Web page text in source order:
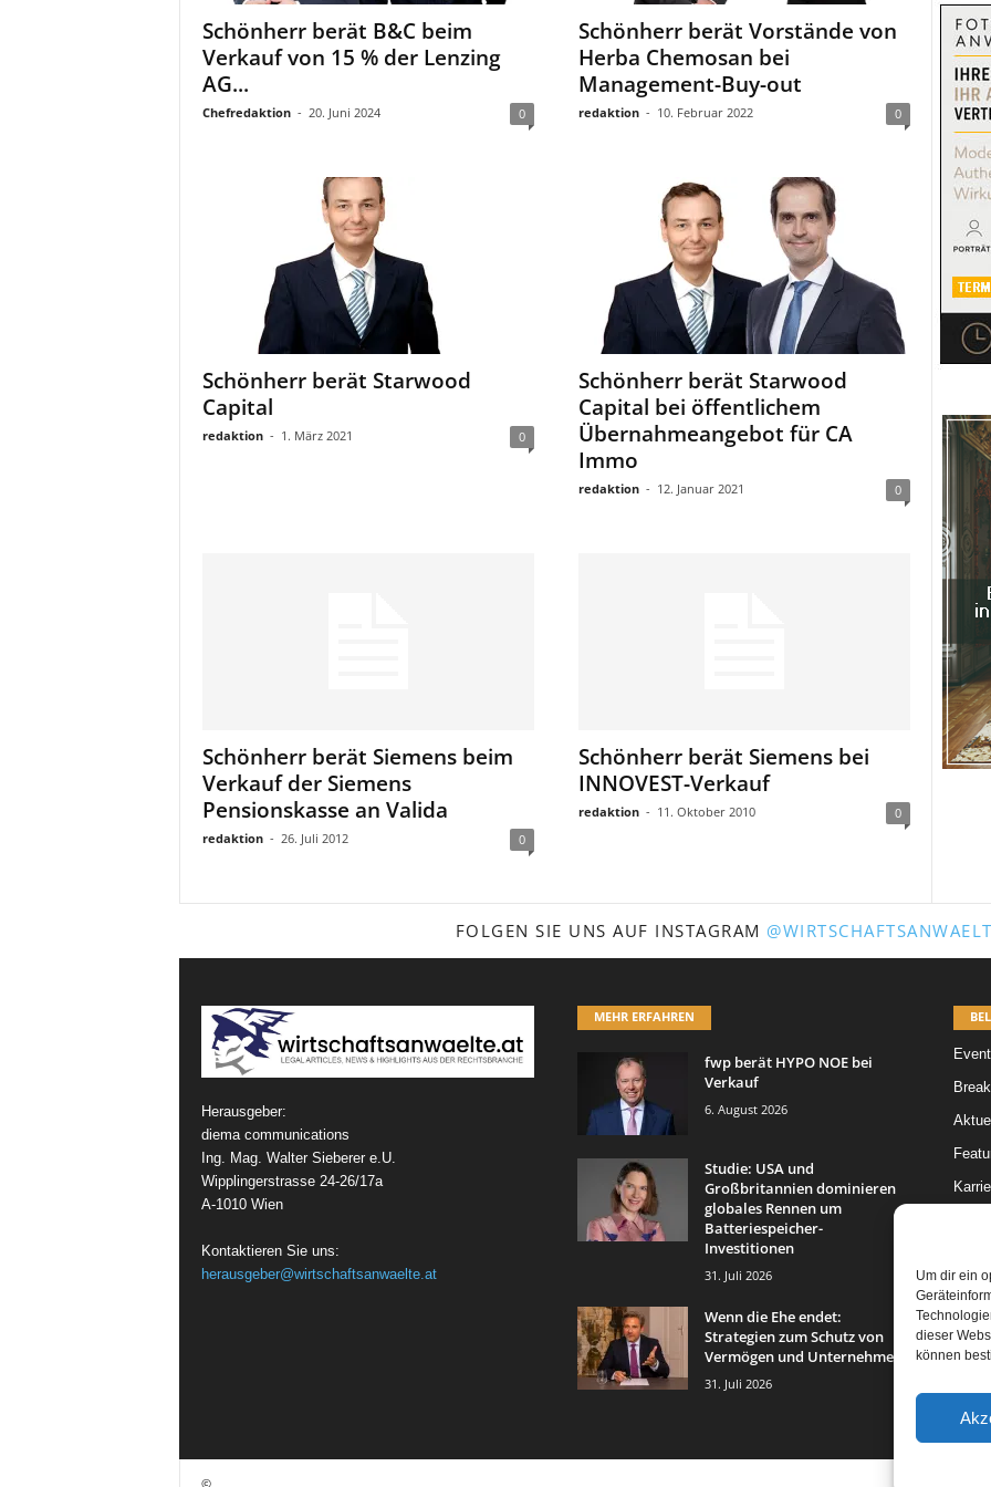
Um dir ein
dieser
können
Schönherr berät B&C beim
Verkauf von 15 % der Lenzing
AG...
Chefredaktion - 20. Juni 2024 0
Schönherr berät Vorstände von
Herba Chemosan bei
Management-Buy-out
redaktion - 10. Februar 2022 0
Schönherr berät Starwood
Capital
redaktion - 1. März 2021 0
Schönherr berät Starwood
Capital bei öffentlichem
Übernahmeangebot für CA
Immo
redaktion - 12. Januar 2021 0
Schönherr berät Siemens beim
Verkauf der Siemens
Pensionskasse an Valida
redaktion - 26. Juli 2012 0
Schönherr berät Siemens bei
INNOVEST-Verkauf
redaktion - 11. Oktober 2010 0
FOLGEN SIE UNS AUF INSTAGRAM
Herausgeber:
diema communications
Ing. Mag. Walter Sieberer e.U.
Wipplingerstrasse 24-26/17a
A-1010 Wien
Kontaktieren Sie uns:
herausgeber@wirtschaftsanwaelte.at
MEHR ERFAHREN
fwp berät HYPO NOE bei
Verkauf
6. August 2026
Studie: USA und
Großbritannien dominieren
globales Rennen um
Batteriespeicher-
Investitionen
31. Juli 2026
Wenn die Ehe endet:
Strategien zum Schutz von
Vermögen und Unternehmen
31. Juli 2026
©